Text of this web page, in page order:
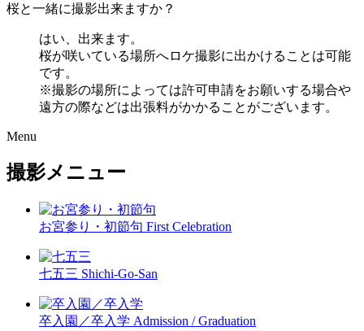
桜と一緒に撮影出来ますか？
はい、出来ます。
桜が咲いている場所へロケ撮影に出かけることは可能
です。
※撮影の場所によっては許可申請をお願いする場合や
遠方の際などは出張料がかかることがございます。
Menu
撮影メニュー
お宮参り・初節句 First Celebration
七五三 Shichi-Go-San
卒入園／卒入学 Admission / Graduation